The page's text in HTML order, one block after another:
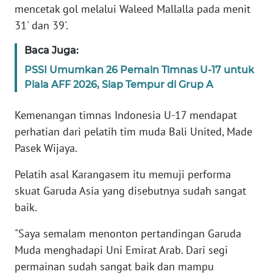
mencetak gol melalui Waleed Mallalla pada menit
31' dan 39'.
Baca Juga:
PSSI Umumkan 26 Pemain Timnas U-17 untuk
Piala AFF 2026, Siap Tempur di Grup A
Kemenangan timnas Indonesia U-17 mendapat
perhatian dari pelatih tim muda Bali United, Made
Pasek Wijaya.
Pelatih asal Karangasem itu memuji performa
skuat Garuda Asia yang disebutnya sudah sangat
baik.
"Saya semalam menonton pertandingan Garuda
Muda menghadapi Uni Emirat Arab. Dari segi
permainan sudah sangat baik dan mampu
WN
SUMUT
JAKARTA
JABAR
WN
WN
NTT
WN
KEPRI